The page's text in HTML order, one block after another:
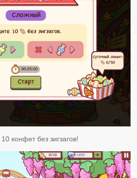
конфет без зигзагов!